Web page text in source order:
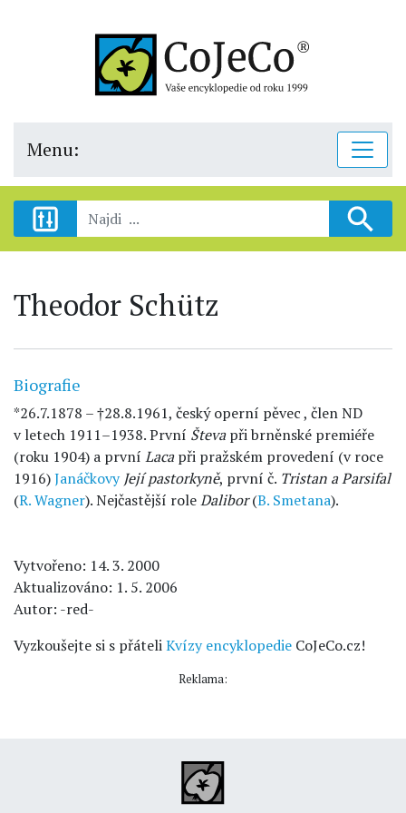
Menu:
Theodor Schütz
Biografie
*26.7.1878 – †28.8.1961, český operní pěvec , člen ND
v letech 1911–1938. První Števapři brněnské premiéře
(roku 1904) a první Lacapři pražském provedení (v roce
1916)Janáčkovy Její pastorkyně, první č. Tristan a Parsifal
(R. Wagner). Nejčastější roleDalibor(B. Smetana).
Vytvořeno: 14. 3. 2000
Aktualizováno: 1. 5. 2006
Autor: -red-
Vyzkoušejte si s přáteliKvízy encyklopedie CoJeCo.cz!
Reklama: